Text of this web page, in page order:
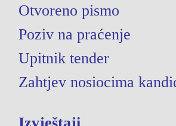
Otvoreno pismo
Poziv na praćenje
Upitnik tender
Zahtjev nosiocima